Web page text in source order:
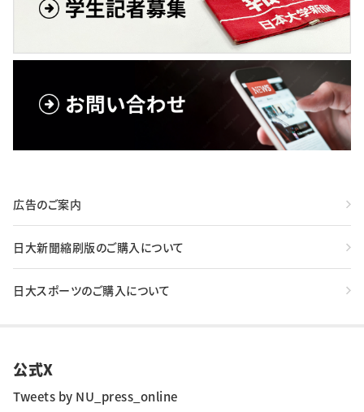
広告のご案内
日大新聞縮刷版のご購入について
日大スポーツのご購入について
公式X
Tweets by NU_press_online